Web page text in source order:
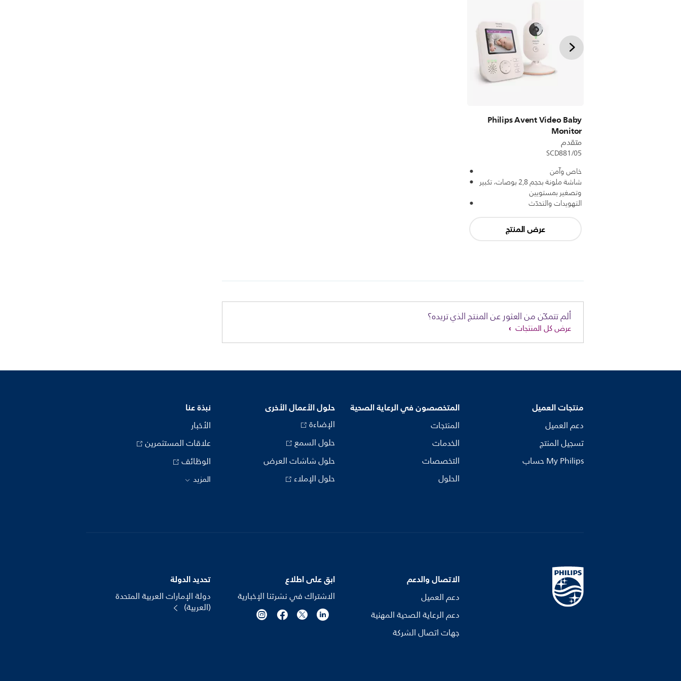
Philips Avent Video Baby
Monitor
متقدم
SCD881/05
خاص وآمن
شاشة ملونة بحجم 2,8 بوصات، تكبير
وتصغير بمستويين
التهويدات والتحدّث
عرض المنتج
ألم تتمكّن من العثور عن المنتج الذي تريده؟
عرض كل المنتجات
منتجات العميل
دعم العميل
تسجيل المنتج
My Philips حساب
المتخصصون في الرعاية الصحية
المنتجات
الخدمات
التخصصات
الحلول
حلول الأعمال الأخرى
الإضاءة
حلول السمع
حلول شاشات العرض
حلول الإملاء
نبذة عنا
الأخبار
علاقات المستثمرين
الوظائف
المزيد
الاتصال والدعم
دعم العميل
دعم الرعاية الصحية المهنية
جهات اتصال الشركة
ابق على اطلاع
الاشتراك في نشرتنا الإخبارية
تحديد الدولة
دولة الإمارات العربية المتحدة
(العربية)